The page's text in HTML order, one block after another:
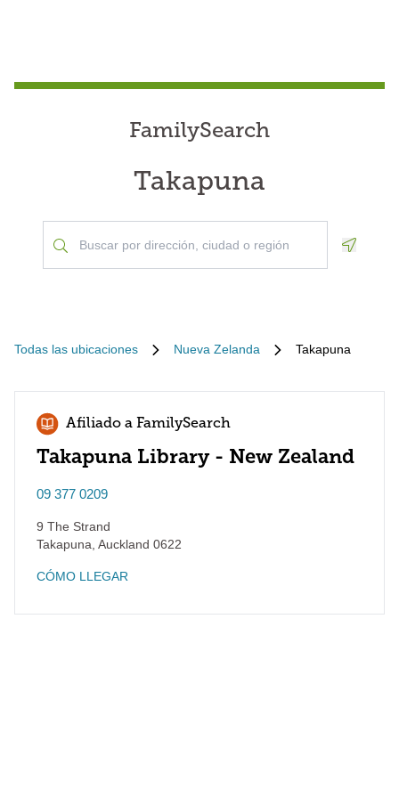
FamilySearch
Takapuna
Todas las ubicaciones Nueva Zelanda Takapuna
Afiliado a FamilySearch
Takapuna Library - New Zealand
09 377 0209
9 The Strand
Takapuna Auckland 0622
CÓMO LLEGAR